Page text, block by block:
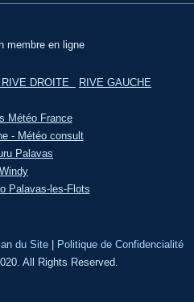
membre en ligne
DROITE RIVE GAUCHE
Météo France
- Météo consult
Palavas
Windy
Palavas-les-Flots
du Site|
Politique de Confidencialité
All Rights Reserved.